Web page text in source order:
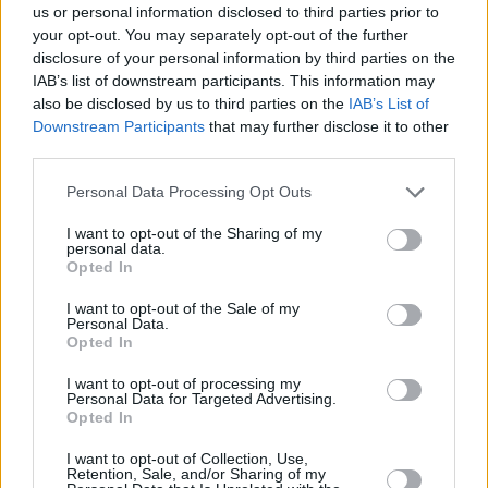
us or personal information disclosed to third parties prior to
your opt-out. You may separately opt-out of the further
disclosure of your personal information by third parties on the
IAB’s list of downstream participants. This information may
also be disclosed by us to third parties on the IAB’s List of
Downstream Participants that may further disclose it to other
Personal Data Processing Opt Outs
I want to opt-out of the Sharing of my
personal data.
Opted In
I want to opt-out of the Sale of my
Personal Data.
Opted In
I want to opt-out of processing my
Personal Data for Targeted Advertising.
Opted In
I want to opt-out of Collection, Use,
Retention, Sale, and/or Sharing of my